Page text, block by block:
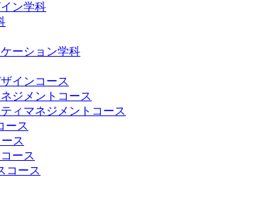
ン学科
ーション学科
インコース
ジメントコース
ティマネジメントコース
ース
ス
ース
コース